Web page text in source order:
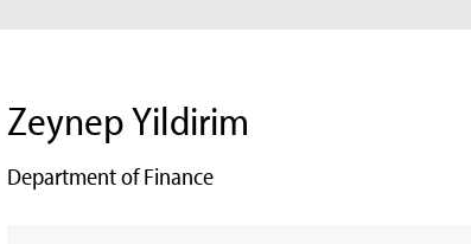
Zeynep Yildirim
Department of Finance